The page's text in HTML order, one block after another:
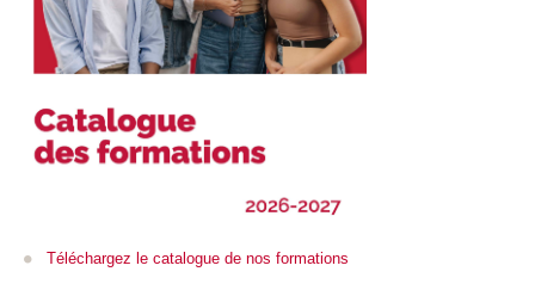
Téléchargez le catalogue de nos formations